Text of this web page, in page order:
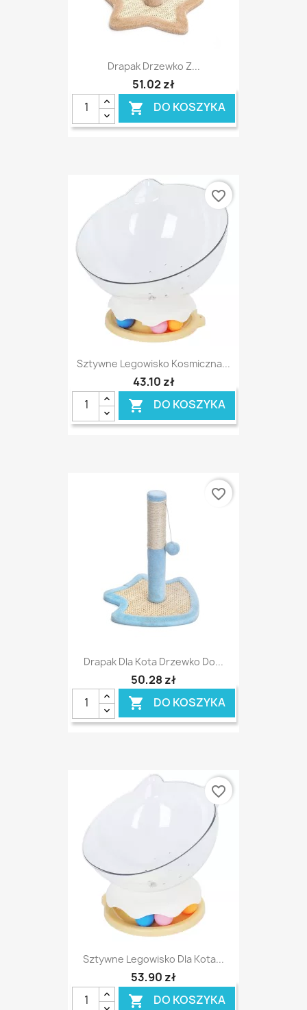
Drapak Drzewko Z...
51,02 zł
 DO KOSZYKA
Sztywne Legowisko Kosmiczna...
43,10 zł
 DO KOSZYKA
favorite_border
Drapak Dla Kota Drzewko Do...
50,28 zł
 DO KOSZYKA
favorite_border
Sztywne Legowisko Dla Kota...
53,90 zł
 DO KOSZYKA
favorite_border